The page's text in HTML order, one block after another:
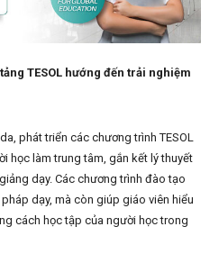
TESOL hướng đến trải nghiệm
phát triển các chương trình TESOL
học làm trung tâm, gắn kết lý thuyết
dạy. Các chương trình đào tạo
dạy, mà còn giúp giáo viên hiểu
cách học tập của người học trong